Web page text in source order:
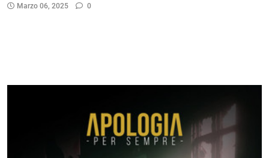
Marzo 06, 2025 0